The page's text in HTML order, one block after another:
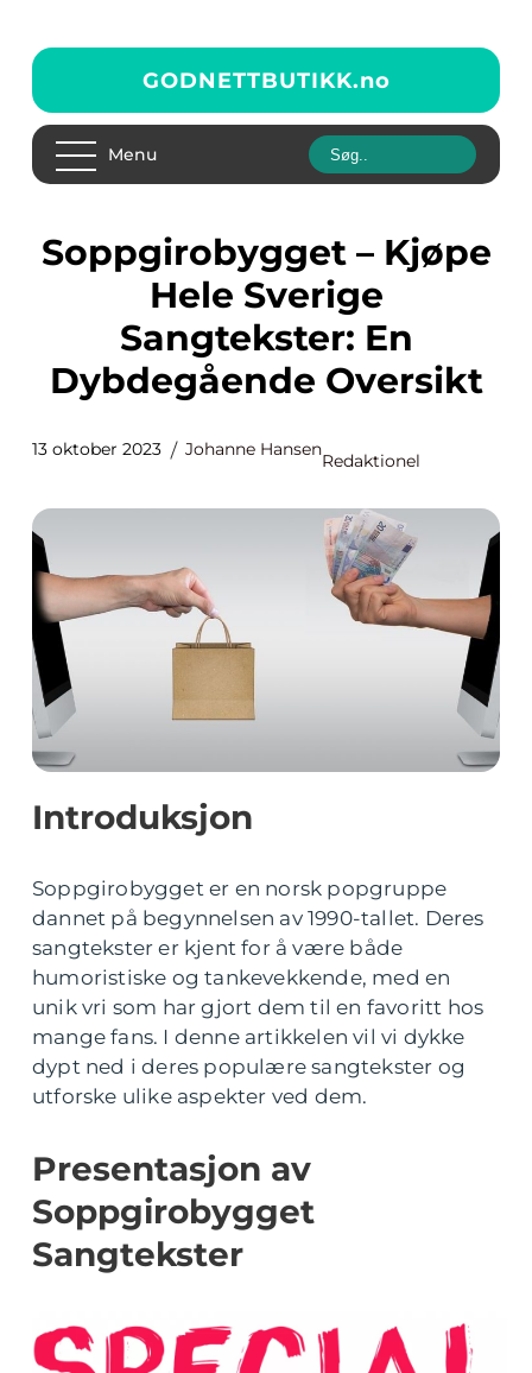
GODNETTBUTIKK.no
Menu
Soppgirobygget – Kjøpe
Hele Sverige
Sangtekster: En
Dybdegående Oversikt
13 oktober 2023 Johanne Hansen
Redaktionel
Introduksjon
Soppgirobygget er en norsk popgruppe
dannet på begynnelsen av 1990-tallet. Deres
sangtekster er kjent for å være både
humoristiske og tankevekkende, med en
unik vri som har gjort dem til en favoritt hos
mange fans. I denne artikkelen vil vi dykke
dypt ned i deres populære sangtekster og
utforske ulike aspekter ved dem.
Presentasjon av
Soppgirobygget
Sangtekster